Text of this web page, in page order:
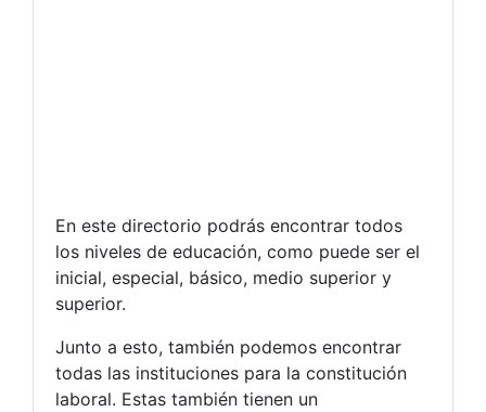
En este directorio podrás encontrar todos
los niveles de educación, como puede ser el
inicial, especial, básico, medio superior y
superior.
Junto a esto, también podemos encontrar
todas las instituciones para la constitución
laboral. Estas también tienen un